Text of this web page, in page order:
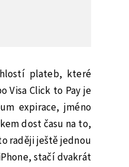
plateb, které
Visa Click to Pay je
expirace, jméno
dost času na to,
raději ještě jednou
stačí dvakrát